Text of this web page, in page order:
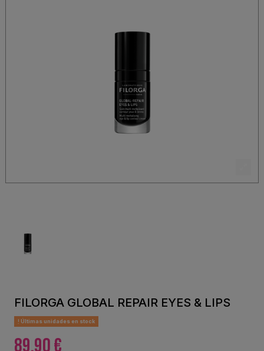
FILORGA GLOBAL REPAIR EYES & LIPS
Últimas unidades en stock
89,90 €